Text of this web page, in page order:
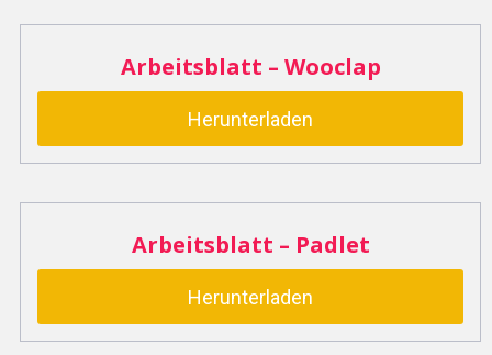
Arbeitsblatt – Wooclap
Herunterladen
Arbeitsblatt – Padlet
Herunterladen